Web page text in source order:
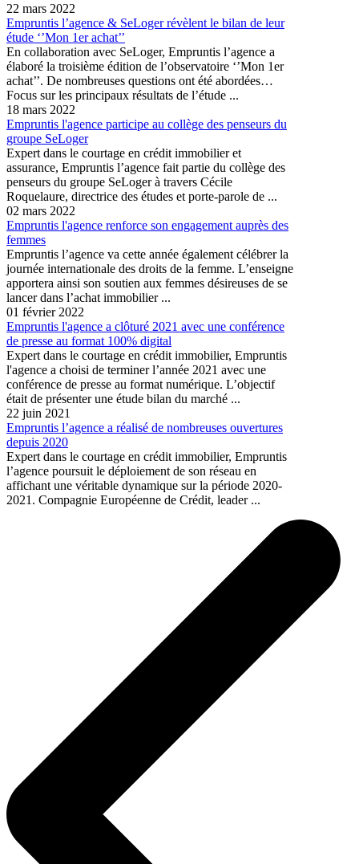
22 mars 2022
Empruntis l’agence & SeLoger révèlent le bilan de leur
étude ‘’Mon 1er achat’’
En collaboration avec SeLoger, Empruntis l’agence a
élaboré la troisième édition de l’observatoire ‘’Mon 1er
achat’’. De nombreuses questions ont été abordées…
Focus sur les principaux résultats de l’étude ...
18 mars 2022
Empruntis l'agence participe au collège des penseurs du
groupe SeLoger
Expert dans le courtage en crédit immobilier et
assurance, Empruntis l’agence fait partie du collège des
penseurs du groupe SeLoger à travers Cécile
Roquelaure, directrice des études et porte-parole de ...
02 mars 2022
Empruntis l'agence renforce son engagement auprès des
femmes
Empruntis l’agence va cette année également célébrer la
journée internationale des droits de la femme. L’enseigne
apportera ainsi son soutien aux femmes désireuses de se
lancer dans l’achat immobilier ...
01 février 2022
Empruntis l'agence a clôturé 2021 avec une conférence
de presse au format 100% digital
Expert dans le courtage en crédit immobilier, Empruntis
l'agence a choisi de terminer l’année 2021 avec une
conférence de presse au format numérique. L’objectif
était de présenter une étude bilan du marché ...
22 juin 2021
Empruntis l’agence a réalisé de nombreuses ouvertures
depuis 2020
Expert dans le courtage en crédit immobilier, Empruntis
l’agence poursuit le déploiement de son réseau en
affichant une véritable dynamique sur la période 2020-
2021. Compagnie Européenne de Crédit, leader ...